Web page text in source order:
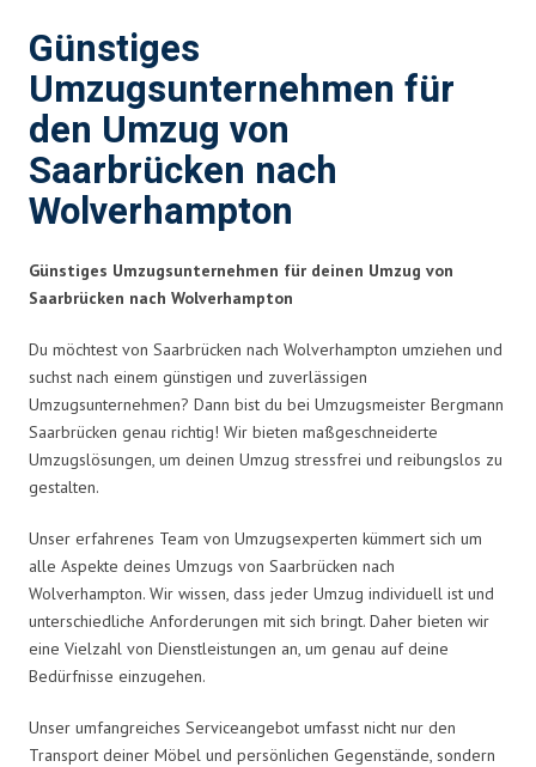
Günstiges
Umzugsunternehmen für
den Umzug von
Saarbrücken nach
Wolverhampton
Günstiges Umzugsunternehmen für deinen Umzug von
Saarbrücken nach Wolverhampton
Du möchtest von Saarbrücken nach Wolverhampton umziehen und
suchst nach einem günstigen und zuverlässigen
Umzugsunternehmen? Dann bist du bei Umzugsmeister Bergmann
Saarbrücken genau richtig! Wir bieten maßgeschneiderte
Umzugslösungen, um deinen Umzug stressfrei und reibungslos zu
gestalten.
Unser erfahrenes Team von Umzugsexperten kümmert sich um
alle Aspekte deines Umzugs von Saarbrücken nach
Wolverhampton. Wir wissen, dass jeder Umzug individuell ist und
unterschiedliche Anforderungen mit sich bringt. Daher bieten wir
eine Vielzahl von Dienstleistungen an, um genau auf deine
Bedürfnisse einzugehen.
Unser umfangreiches Serviceangebot umfasst nicht nur den
Transport deiner Möbel und persönlichen Gegenstände, sondern